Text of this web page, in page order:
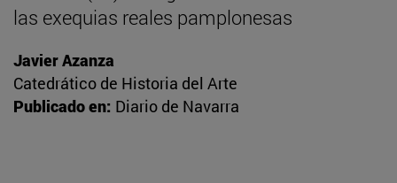
las exequias reales pamplonesas
Javier Azanza
Catedrático de Historia del Arte
Publicado en: Diario de Navarra